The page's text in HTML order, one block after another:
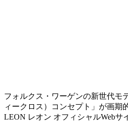
フォルクス・ワーゲンの新世代モ
ィークロス）コンセプト」が画期
LEON レオン オフィシャルWebサ